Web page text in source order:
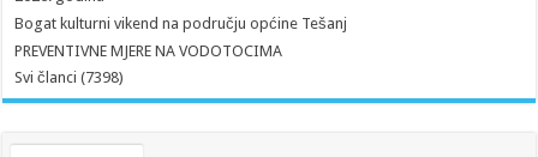
Bogat kulturni vikend na području općine Tešanj
PREVENTIVNE MJERE NA VODOTOCIMA
Svi članci (7398)